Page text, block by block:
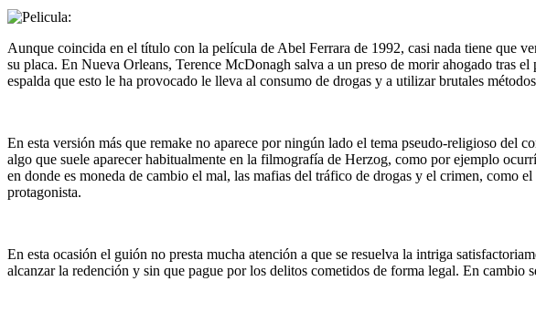
Aunque coincida en el título con la película de Abel Ferrara de 1992, casi nada tiene que
su placa. En Nueva Orleans, Terence McDonagh salva a un preso de morir ahogado tras
espalda que esto le ha provocado le lleva al consumo de drogas y a utilizar brutales
En esta versión más que remake no aparece por ningún lado el tema pseudo-religioso del
algo que suele aparecer habitualmente en la filmografía de Herzog, como por ejemplo
en donde es moneda de cambio el mal, las mafias del tráfico de drogas y el crimen, como
protagonista.
En esta ocasión el guión no presta mucha atención a que se resuelva la intriga
alcanzar la redención y sin que pague por los delitos cometidos de forma legal. En cambio